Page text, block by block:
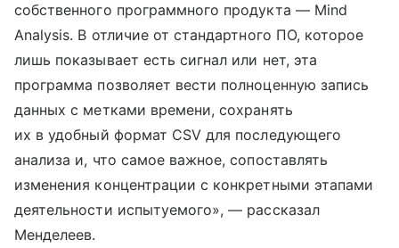
собственного программного продукта — Mind
Analysis. В отличие от стандартного ПО, которое
лишь показывает есть сигнал или нет, эта
программа позволяет вести полноценную запись
данных с метками времени, сохранять
их в удобный формат CSV для последующего
анализа и, что самое важное, сопоставлять
изменения концентрации с конкретными этапами
деятельности испытуемого», — рассказал
Менделеев.